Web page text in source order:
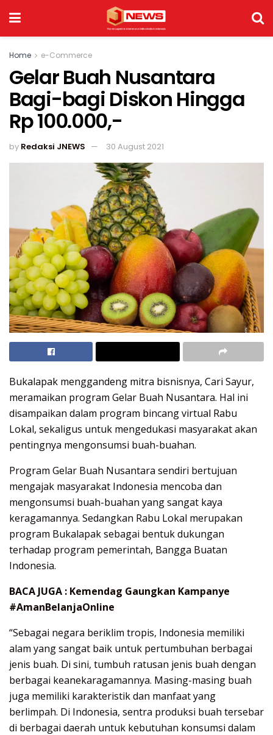
Home e-Commerce
Gelar Buah Nusantara
Bagi-bagi Diskon Hingga
Rp 100.000,-
by Redaksi JNEWS 30 August 2021
Bukalapak menggandeng mitra bisnisnya, Cari Sayur,
meramaikan program Gelar Buah Nusantara. Hal ini
disampaikan dalam program bincang virtual Rabu
Lokal, sekaligus untuk mengedukasi masyarakat akan
pentingnya mengonsumsi buah-buahan.
Program Gelar Buah Nusantara sendiri bertujuan
mengajak masyarakat Indonesia mencoba dan
mengonsumsi buah-buahan yang sangat kaya
keragamannya. Sedangkan Rabu Lokal merupakan
program Bukalapak sebagai bentuk dukungan
terhadap program pemerintah, Bangga Buatan
Indonesia.
BACA JUGA : Kemendag Gaungkan Kampanye
#AmanBelanjaOnline
“Sebagai negara beriklim tropis, Indonesia memiliki
alam yang sangat baik untuk pertumbuhan berbagai
jenis buah. Di sini, tumbuh ratusan jenis buah dengan
berbagai keanekaragamannya. Masing-masing buah
juga memiliki karakteristik dan manfaat yang
berlimpah. Di Indonesia, sentra produksi buah tersebar
di berbagai daerah untuk kebutuhan konsumsi dalam